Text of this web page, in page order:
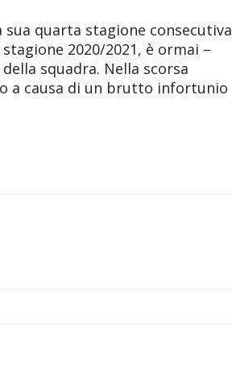
sua quarta stagione consecutiva
2020/2021, è ormai –
squadra. Nella scorsa
a causa di un brutto infortunio